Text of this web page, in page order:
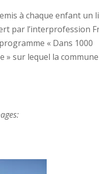
à chaque enfant un
par l’interprofession
« Dans 1000
» sur lequel la